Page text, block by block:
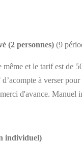
(2 personnes) (9
même et le tarif est de
à verser
d'avance. Manuel
individuel)